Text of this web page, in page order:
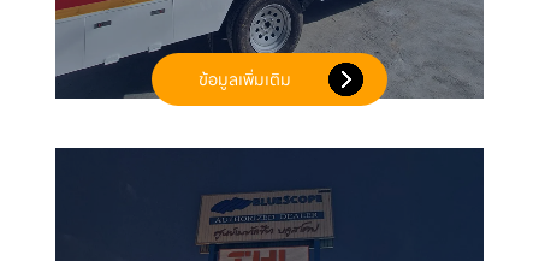
ข้อมูลเพิ่มเติม